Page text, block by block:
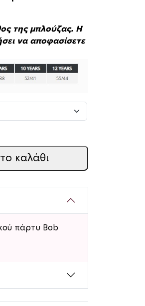
της μπλούζας. Η
να αποφασίσετε
καλάθι
πάρτυ Bob